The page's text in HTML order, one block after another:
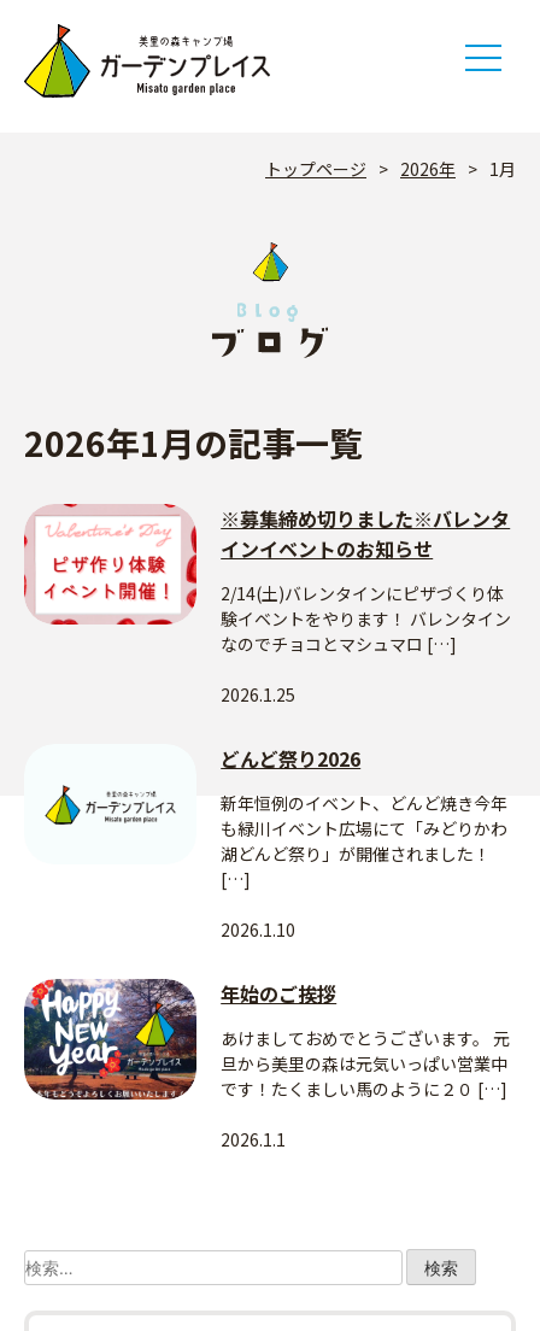
content
トップページ > 2026年 > 1月
2026年1月の記事一覧
※募集締め切りました※バレンタ
インイベントのお知らせ
2/14(土)バレンタインにピザづくり体
験イベントをやります！ バレンタイン
なのでチョコとマシュマロ […]
2026.1.25
どんど祭り2026
新年恒例のイベント、どんど焼き今年
も緑川イベント広場にて「みどりかわ
湖どんど祭り」が開催されました！
[…]
2026.1.10
年始のご挨拶
あけましておめでとうございます。 元
旦から美里の森は元気いっぱい営業中
です！たくましい馬のように２０ […]
2026.1.1
検
索: